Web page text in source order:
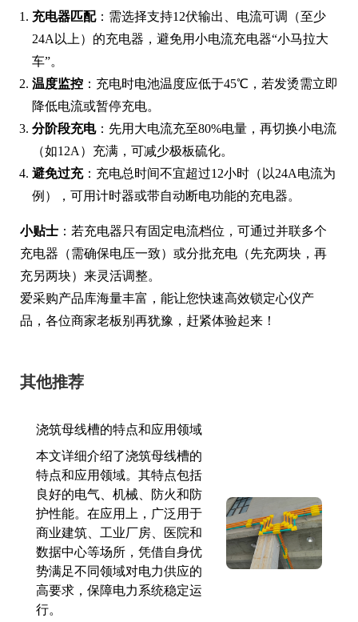
充电器匹配：需选择支持12伏输出、电流可调（至少
24A以上）的充电器，避免用小电流充电器“小马拉大
车”。
温度监控 ：充电时电池温度应低于45℃，若发烫需立即
降低电流或暂停充电。
分阶段充电：先用大电流充至80%电量，再切换小电流
（如12A）充满，可减少极板硫化。
避免过充：充电总时间不宜超过12小时（以24A电流为
例），可用计时器或带自动断电功能的充电器。
小贴士 ：若充电器只有固定电流档位，可通过并联多个
充电器（需确保电压一致）或分批充电（先充两块，再
充另两块）来灵活调整。
爱采购产品库海量丰富，能让您快速高效锁定心仪产
品，各位商家老板别再犹豫，赶紧体验起来！
其他推荐
浇筑母线槽的特点和应用领域
本文详细介绍了浇筑母线槽的
特点和应用领域。其特点包括
良好的电气、机械、防火和防
护性能。在应用上，广泛用于
商业建筑、工业厂房、医院和
数据中心等场所，凭借自身优
势满足不同领域对电力供应的
高要求，保障电力系统稳定运
行。